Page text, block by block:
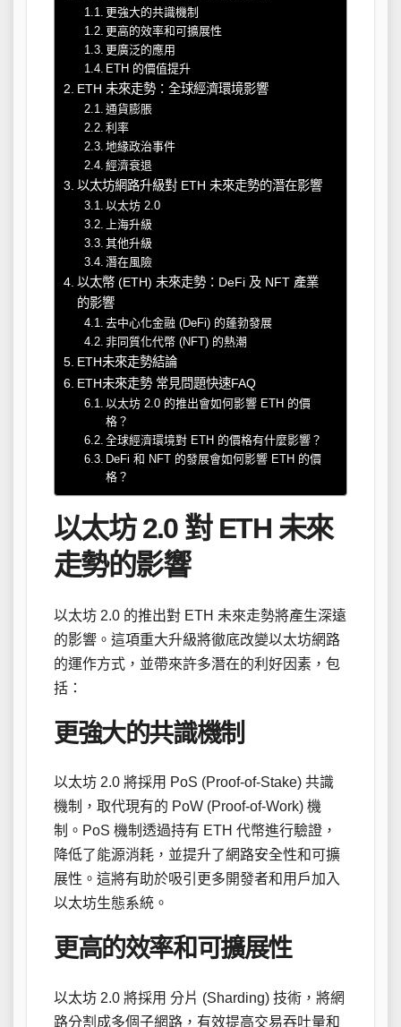
更強大的共識機制
更高的效率和可擴展性
更廣泛的應用
ETH 的價值提升
ETH 未來走勢：全球經濟環境影響
通貨膨脹
利率
地緣政治事件
經濟衰退
以太坊網路升級對 ETH 未來走勢的潛在影響
以太坊 2.0
上海升級
其他升級
潛在風險
以太幣 (ETH) 未來走勢：DeFi 及 NFT 產業
的影響
去中心化金融 (DeFi) 的蓬勃發展
非同質化代幣 (NFT) 的熱潮
ETH未來走勢結論
ETH未來走勢 常見問題快速FAQ
以太坊 2.0 的推出會如何影響 ETH 的價
格？
全球經濟環境對 ETH 的價格有什麼影響？
DeFi 和 NFT 的發展會如何影響 ETH 的價
格？
以太坊 2.0 對 ETH 未來
走勢的影響
以太坊 2.0 的推出對 ETH 未來走勢將產生深遠
的影響。這項重大升級將徹底改變以太坊網路
的運作方式，並帶來許多潛在的利好因素，包
括：
更強大的共識機制
以太坊 2.0 將採用 PoS (Proof-of-Stake) 共識
機制，取代現有的 PoW (Proof-of-Work) 機
制。PoS 機制透過持有 ETH 代幣進行驗證，
降低了能源消耗，並提升了網路安全性和可擴
展性。這將有助於吸引更多開發者和用戶加入
以太坊生態系統。
更高的效率和可擴展性
以太坊 2.0 將採用 分片 (Sharding) 技術，將網
路分割成多個子網路，有效提高交易吞吐量和